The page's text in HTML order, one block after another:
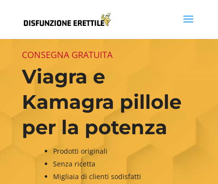
CONSEGNA GRATUITA
Viagra e
Kamagra pillole
per la potenza
Prodotti originali
Senza ricetta
Migliaia di clienti sodisfatti